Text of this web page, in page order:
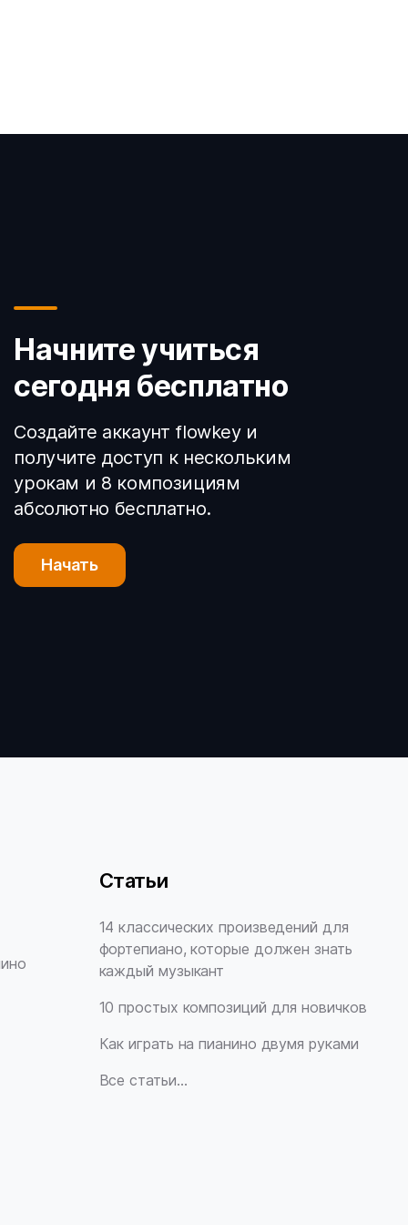
Начните учиться
сегодня бесплатно
Создайте аккаунт flowkey и
получите доступ к нескольким
урокам и 8 композициям
абсолютно бесплатно.
Начать
Статьи
14 классических произведений для
фортепиано, которые должен знать
каждый музыкант
10 простых композиций для новичков
Как играть на пианино двумя руками
Все статьи…